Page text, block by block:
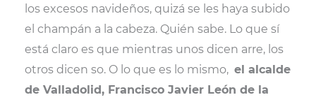
los excesos navideños, quizá se les haya subido
el champán a la cabeza. Quién sabe. Lo que sí
está claro es que mientras unos dicen arre, los
otros dicen so. O lo que es lo mismo, el alcalde
de Valladolid, Francisco Javier León de la